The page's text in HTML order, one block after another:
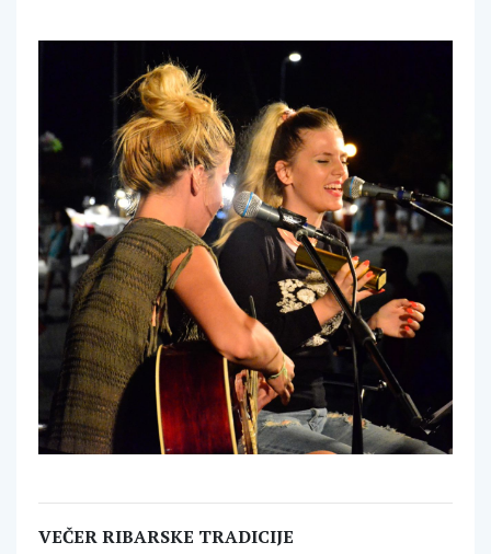
VEČER RIBARSKE TRADICIJE